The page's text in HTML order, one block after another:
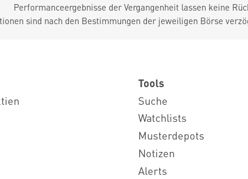
Performanceergebnisse der Vergangenheit lassen keine
sind nach den Bestimmungen der jeweiligen Börse
Tools
Suche
Watchlists
Musterdepots
Notizen
Alerts